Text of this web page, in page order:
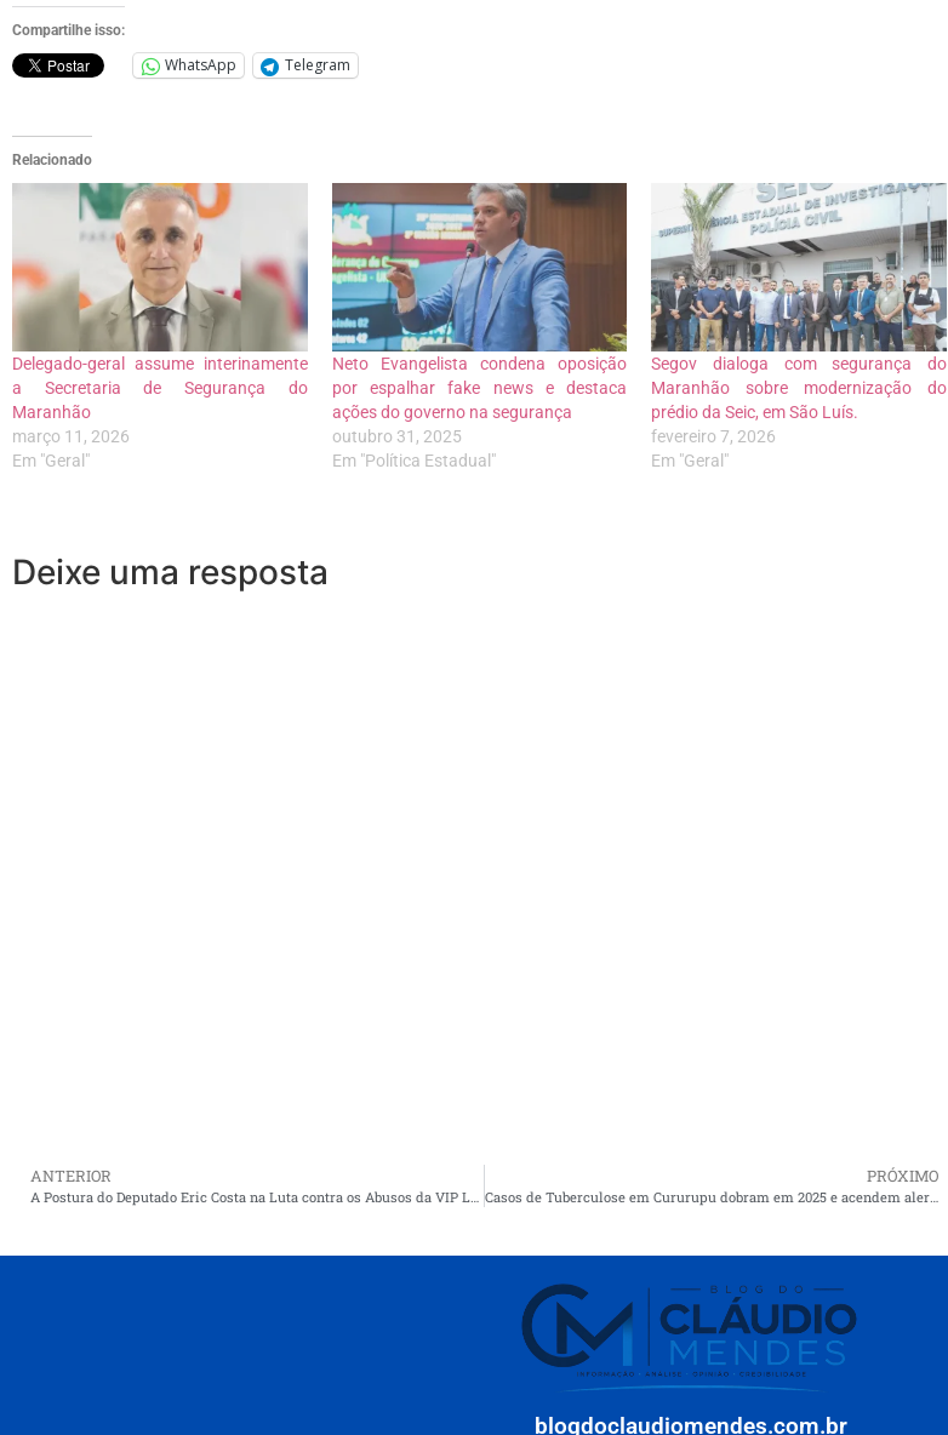
Compartilhe isso:
WhatsApp Telegram
Relacionado
Delegado-geral assume interinamente
a Secretaria de Segurança do
Maranhão
março 11, 2026
Em "Geral"
Neto Evangelista condena oposição
por espalhar fake news e destaca
ações do governo na segurança
outubro 31, 2025
Em "Política Estadual"
Segov dialoga com segurança do
Maranhão sobre modernização do
prédio da Seic, em São Luís.
fevereiro 7, 2026
Em "Geral"
Deixe uma resposta
ANTERIOR
A Postura do Deputado Eric Costa na Luta contra os Abusos da VIP Leilões
PRÓXIMO
Casos de Tuberculose em Cururupu dobram em 2025 e acendem alerta na Saúde Municipal
blogdoclaudiomendes.com.br